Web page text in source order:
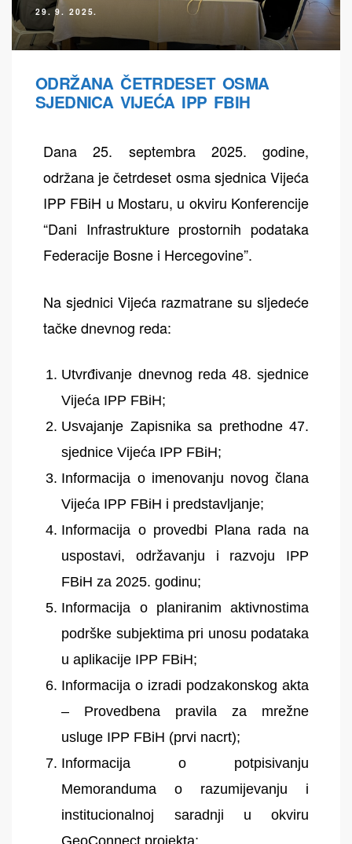
29. 9. 2025.
ODRŽANA ČETRDESET OSMA
SJEDNICA VIJEĆA IPP FBIH
Dana 25. septembra 2025. godine,
održana je četrdeset osma sjednica Vijeća
IPP FBiH u Mostaru, u okviru Konferencije
“Dani Infrastrukture prostornih podataka
Federacije Bosne i Hercegovine”.
Na sjednici Vijeća razmatrane su sljedeće
tačke dnevnog reda:
Utvrđivanje dnevnog reda 48. sjednice
Vijeća IPP FBiH;
Usvajanje Zapisnika sa prethodne 47.
sjednice Vijeća IPP FBiH;
Informacija o imenovanju novog člana
Vijeća IPP FBiH i predstavljanje;
Informacija o provedbi Plana rada na
uspostavi, održavanju i razvoju IPP
FBiH za 2025. godinu;
Informacija o planiranim aktivnostima
podrške subjektima pri unosu podataka
u aplikacije IPP FBiH;
Informacija o izradi podzakonskog akta
– Provedbena pravila za mrežne
usluge IPP FBiH (prvi nacrt);
Informacija o potpisivanju
Memoranduma o razumijevanju i
institucionalnoj saradnji u okviru